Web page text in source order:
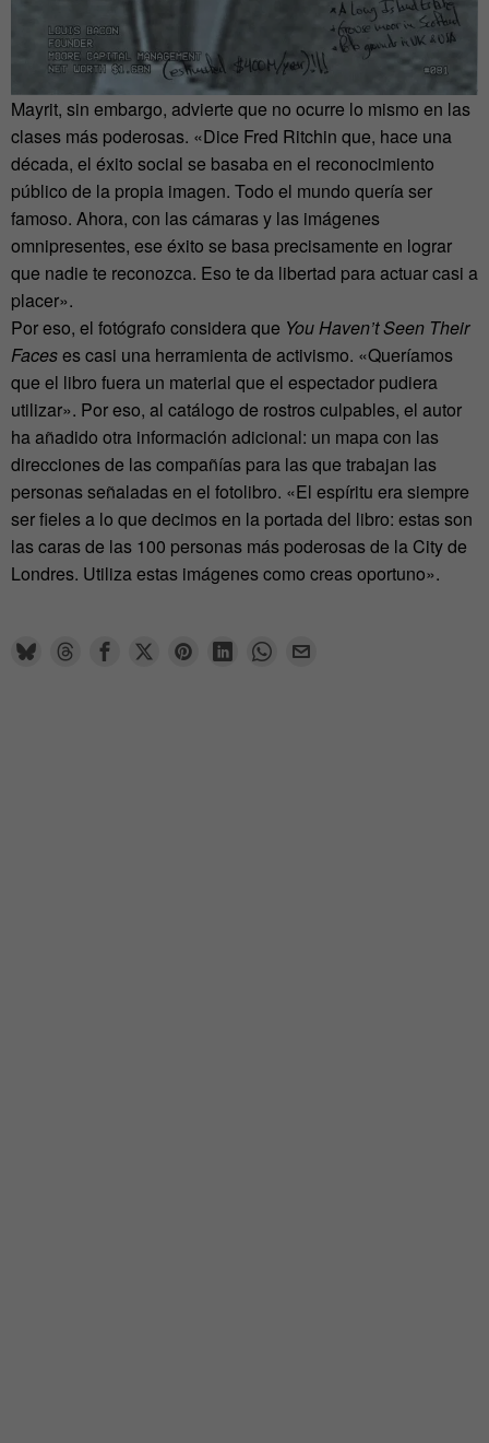
Mayrit, sin embargo, advierte que no ocurre lo mismo en las
clases más poderosas. «Dice Fred Ritchin que, hace una
década, el éxito social se basaba en el reconocimiento
público de la propia imagen. Todo el mundo quería ser
famoso. Ahora, con las cámaras y las imágenes
omnipresentes, ese éxito se basa precisamente en lograr
que nadie te reconozca. Eso te da libertad para actuar casi a
placer».
Por eso, el fotógrafo considera que You Haven’t Seen Their
Faceses casi una herramienta de activismo. «Queríamos
que el libro fuera un material que el espectador pudiera
utilizar». Por eso, al catálogo de rostros culpables, el autor
ha añadido otra información adicional: un mapa con las
direcciones de las compañías para las que trabajan las
personas señaladas en el fotolibro. «El espíritu era siempre
ser fieles a lo que decimos en la portada del libro: estas son
las caras de las 100 personas más poderosas de la City de
Londres. Utiliza estas imágenes como creas oportuno».